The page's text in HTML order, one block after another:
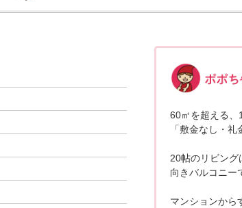
60㎡を超える、
「敷金なし・
20帖のリビン
向きバルコニー
マンションから